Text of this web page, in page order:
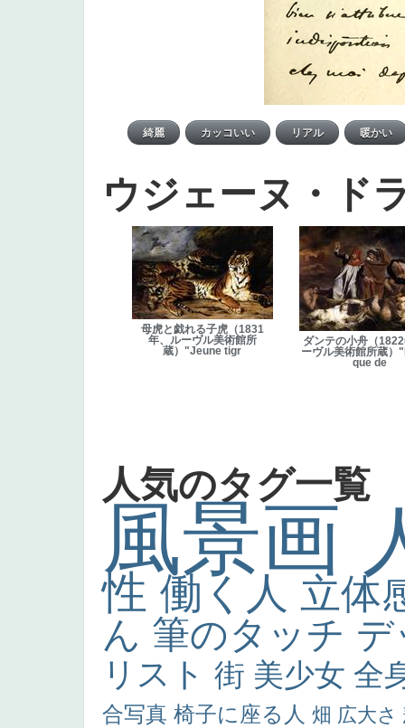
ウジェーヌ・ド
母虎と戯れる子虎（1831
年、ルーヴル美術館所
蔵）"Jeune tigr
ダンテの小舟（
ーヴル美術館所蔵）
que de
人気のタグ一覧
風景画
性 働く人 立体
ん 筆のタッチ
リスト 街 美少女 全
合写真 椅子に座る人 畑 広大さ